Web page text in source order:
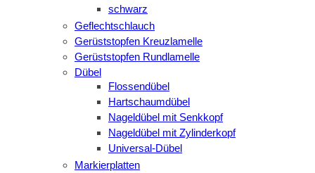
schwarz
Geflechtschlauch
Gerüststopfen Kreuzlamelle
Gerüststopfen Rundlamelle
Dübel
Flossendübel
Hartschaumdübel
Nageldübel mit Senkkopf
Nageldübel mit Zylinderkopf
Universal-Dübel
Markierplatten